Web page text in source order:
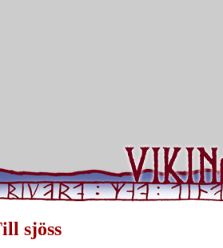
sjöss